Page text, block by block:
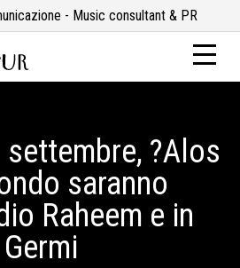
- Music consultant & PR
settembre, ?Alos
saranno
Raheem e in